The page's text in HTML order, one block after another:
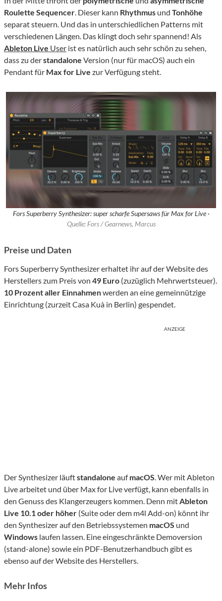
Roulette Sequencer. Dieser kann Rhythmus und Tonhöhe
separat steuern. Und das in unterschiedlichen Patterns mit
verschiedenen Längen. Das klingt doch sehr spannend! Als
Ableton Live User ist es natürlich auch sehr schön zu sehen,
dass zu derstandalone Version (nur für macOS) auch ein
Pendant für Max for Live zur Verfügung steht.
Fors Superberry Synthesizer: super scharfe Supersaws für Max for Live ·
Quelle: Fors / Gearnews, Marcus
Preise und Daten
Fors Superberry Synthesizer erhaltet ihr auf der Website des
Herstellers zum Preis von 49 Euro (zuzüglich Mehrwertsteuer).
10 Prozent aller Einnahmenwerden an eine gemeinnützige
Einrichtung (zurzeit Casa Kuà in Berlin) gespendet.
ANZEIGE
Der Synthesizer läuftstandalone aufmacOS. Wer mit Ableton
Live arbeitet und über Max for Live verfügt, kann ebenfalls in
den Genuss des Klangerzeugers kommen. Denn mitAbleton
Live 10.1oder höher (Suite oder dem m4l Add-on) könnt ihr
den Synthesizer auf den Betriebssystemen macOS und
Windows laufen lassen. Eine eingeschränkte Demoversion
(stand-alone) sowie ein PDF-Benutzerhandbuch gibt es
ebenso auf der Website des Herstellers.
Mehr Infos